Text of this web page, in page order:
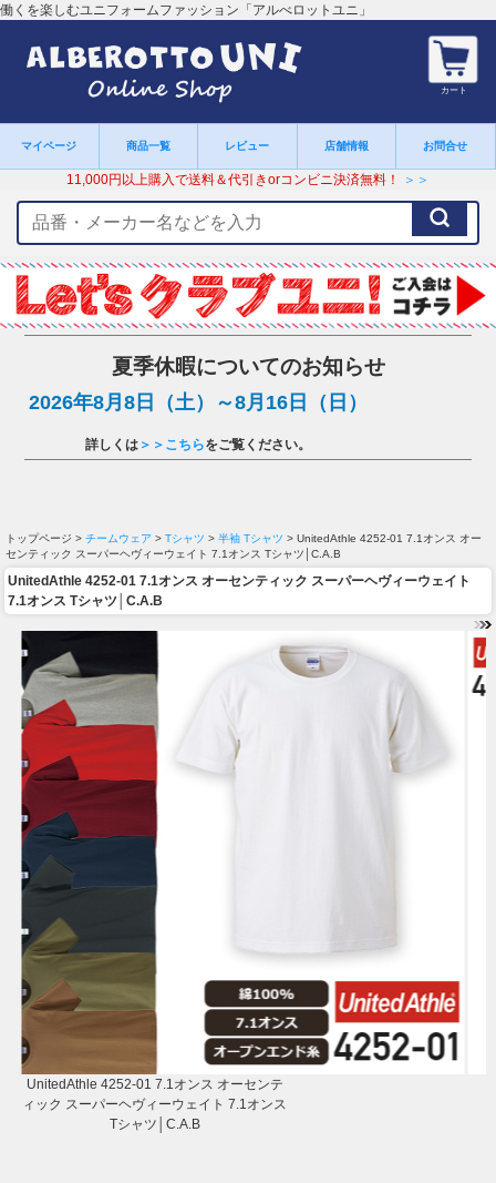
働くを楽しむユニフォームファッション「アルべロットユニ」
カート
マイページ 商品一覧 レビュー 店舗情報 お問合せ
11,000円以上購入で送料＆代引きorコンビニ決済無料！ ＞＞
ー
ワ
ー
ド
夏季休暇についてのお知らせ
2026年8月8日（土）～8月16日（日）
詳しくは ＞＞こちらをご覧ください。
トップページ > チームウェア > Tシャツ > 半袖 Tシャツ > UnitedAthle 4252-01 7.1オンス オー
センティック スーパーヘヴィーウェイト 7.1オンス Tシャツ│C.A.B
UnitedAthle 4252-01 7.1オンス オーセンティック スーパーヘヴィーウェイト
7.1オンス Tシャツ│C.A.B
UnitedAthle 4252-01 7.1オンス オーセンテ
ィック スーパーヘヴィーウェイト 7.1オンス
Tシャツ│C.A.B